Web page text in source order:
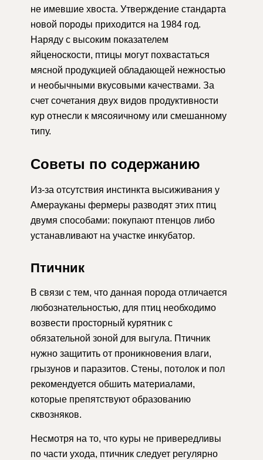
не имевшие хвоста. Утверждение стандарта
новой породы приходится на 1984 год.
Наряду с высоким показателем
яйценоскости, птицы могут похвастаться
мясной продукцией обладающей нежностью
и необычными вкусовыми качествами. За
счет сочетания двух видов продуктивности
кур отнесли к мясояичному или смешанному
типу.
Советы по содержанию
Из-за отсутствия инстинкта высиживания у
Амерауканы фермеры разводят этих птиц
двумя способами: покупают птенцов либо
устанавливают на участке инкубатор.
Птичник
В связи с тем, что данная порода отличается
любознательностью, для птиц необходимо
возвести просторный курятник с
обязательной зоной для выгула. Птичник
нужно защитить от проникновения влаги,
грызунов и паразитов. Стены, потолок и пол
рекомендуется обшить материалами,
которые препятствуют образованию
сквозняков.
Несмотря на то, что куры не привередливы
по части ухода, птичник следует регулярно